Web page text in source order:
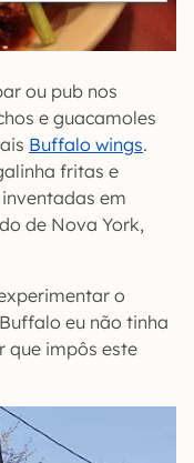
ou pub nos
e guacamoles
Buffalo wings.
fritas e
em
de Nova York,
o
eu não tinha
que impôs este